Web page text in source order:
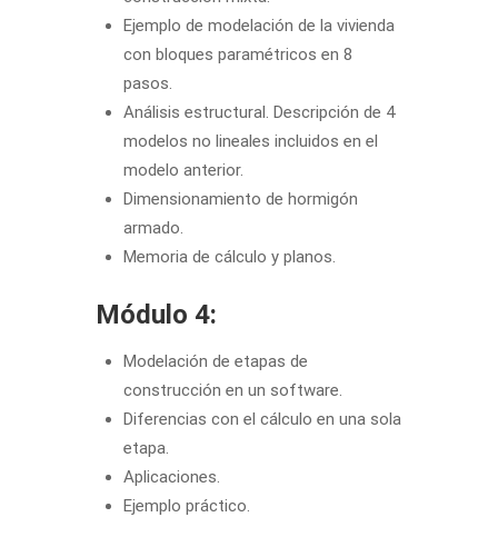
Ejemplo de modelación de la vivienda
con bloques paramétricos en 8
pasos.
Análisis estructural. Descripción de 4
modelos no lineales incluidos en el
modelo anterior.
Dimensionamiento de hormigón
armado.
Memoria de cálculo y planos.
Módulo 4:
Modelación de etapas de
construcción en un software.
Diferencias con el cálculo en una sola
etapa.
Aplicaciones.
Ejemplo práctico.